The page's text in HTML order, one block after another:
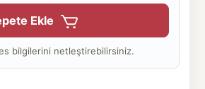
Ekle
bilgilerini netleştirebilirsiniz.